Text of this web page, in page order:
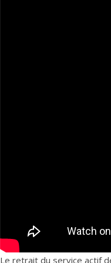
Le retrait du service actif